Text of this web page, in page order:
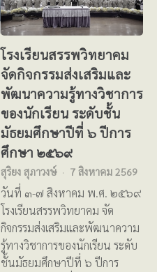
โรงเรียนสรรพวิทยาคม
จัดกิจกรรมส่งเสริมและ
พัฒนาความรู้ทางวิชาการ
ของนักเรียน ระดับชั้น
มัธยมศึกษาปีที่ ๖ ปีการ
ศึกษา ๒๕๖๙
สุริยง สุภาวงษ์ 7 สิงหาคม 2569
วันที่ ๓-๗ สิงหาคม พ.ศ. ๒๕๖๙
โรงเรียนสรรพวิทยาคม จัด
กิจกรรมส่งเสริมและพัฒนาความ
รู้ทางวิชาการของนักเรียน ระดับ
ชั้นมัธยมศึกษาปีที่ ๖ ปีการ